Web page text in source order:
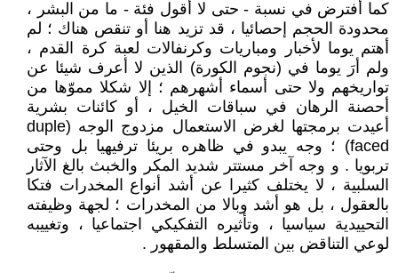
كما أفترض في نسبة - حتى لا أقول فئة - ما من البشر ،
محدودة الحجم إحصائيا ، قد تزيد هنا أو تنقص هناك ؛ لم
أهتم يوما لأخبار ومباريات وكرنفالات لعبة كرة القدم ،
ولم أرَ يوما في (نجوم الكورة) الذين لا أعرف شيئا عن
تواريخهم ولا حتى أسماء أشهرهم ؛ إلا شكلا مموّها من
أحصنة الرهان في سباقات الخيل ، أو كائنات بشرية
أعيدت برمجتها لغرض الاستعمال مزدوج الوجه (duple
faced) ؛ وجه يبدو في ظاهره بريئا ترفيهيا بل وحتى
تربويا . و وجه آخر مستتر شديد المكر والخبث بالغ الآثار
السلبية ، لا يختلف كثيرا عن أشد أنواع المخدرات فتكا
بالعقول ، بل هو أشد وبالا من المخدرات ؛ لجهة وظيفته
التحييدية سياسيا ، وتأثيره التفكيكي اجتماعيا ، وتغييبه
لوعي التناقض بين المتسلط والمقهور .